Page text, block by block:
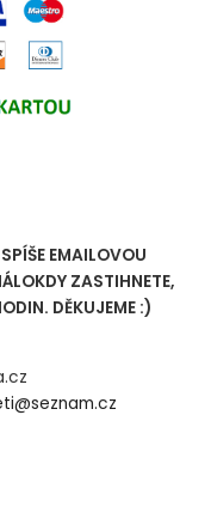
EMAILOVOU
ZASTIHNETE,
DĚKUJEME :)